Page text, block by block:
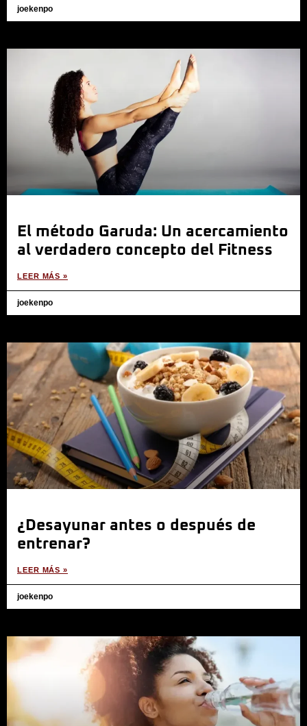
joekenpo
El método Garuda: Un acercamiento
al verdadero concepto del Fitness
LEER MÁS »
joekenpo
¿Desayunar antes o después de
entrenar?
LEER MÁS »
joekenpo